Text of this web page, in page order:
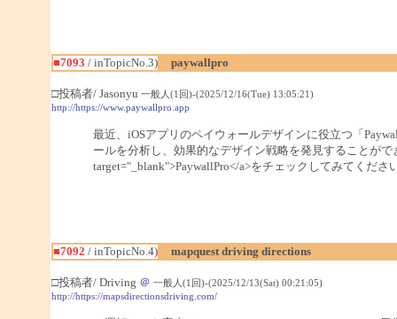
■7093 / inTopicNo.3) paywallpro
□投稿者/ Jasonyu 一般人(1回)-(2025/12/16(Tue) 13:05:21)
http://https://www.paywallpro.app
最近、iOSアプリのペイウォールデザインに役立つ「
ールを分析し、効果的なデザイン戦略を発見することが
target="_blank">PaywallPro</a>をチェックしてみてくださ
■7092 / inTopicNo.4) mapquest driving directions
□投稿者/ Driving ＠ 一般人(1回)-(2025/12/13(Sat) 00:21:05)
http://https://mapsdirectionsdriving.com/